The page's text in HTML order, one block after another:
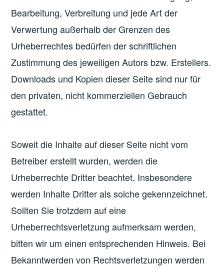
Bearbeitung, Verbreitung und jede Art der
Verwertung außerhalb der Grenzen des
Urheberrechtes bedürfen der schriftlichen
Zustimmung des jeweiligen Autors bzw. Erstellers.
Downloads und Kopien dieser Seite sind nur für
den privaten, nicht kommerziellen Gebrauch
gestattet.
Soweit die Inhalte auf dieser Seite nicht vom
Betreiber erstellt wurden, werden die
Urheberrechte Dritter beachtet. Insbesondere
werden Inhalte Dritter als solche gekennzeichnet.
Sollten Sie trotzdem auf eine
Urheberrechtsverletzung aufmerksam werden,
bitten wir um einen entsprechenden Hinweis. Bei
Bekanntwerden von Rechtsverletzungen werden